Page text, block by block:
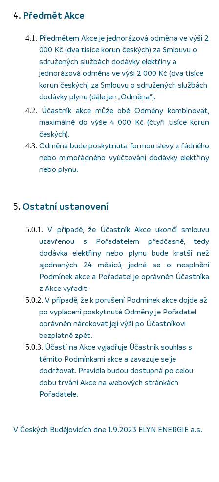
Předmět Akce
Předmětem Akce je jednorázová odměna ve výši 2
000 Kč (dva tisíce korun českých) za Smlouvu o
sdružených službách dodávky elektřiny a
jednorázová odměna ve výši 2 000 Kč (dva tisíce
korun českých) za Smlouvu o sdružených službách
dodávky plynu (dále jen „Odměna“).
Účastník akce může obě Odměny kombinovat,
maximálně do výše 4 000 Kč (čtyři tisíce korun
českých).
Odměna bude poskytnuta formou slevy z řádného
nebo mimořádného vyúčtování dodávky elektřiny
nebo plynu.
Ostatní ustanovení
V případě, že Účastník Akce ukončí smlouvu
uzavřenou s Pořadatelem předčasně, tedy
dodávka elektřiny nebo plynu bude kratší než
sjednaných 24 měsíců, jedná se o nesplnění
Podmínek akce a Pořadatel je oprávněn Účastníka
z Akce vyřadit.
V případě, že k porušení Podmínek akce dojde až
po vyplacení poskytnuté Odměny, je Pořadatel
oprávněn nárokovat její výši po Účastníkovi
bezplatně zpět.
Účastí na Akce vyjadřuje Účastník souhlas s
těmito Podmínkami akce a zavazuje se je
dodržovat. Pravidla budou dostupná po celou
dobu trvání Akce na webových stránkách
Pořadatele.
V Českých Budějovicích dne 1.9.2023 ELYN ENERGIE a.s.